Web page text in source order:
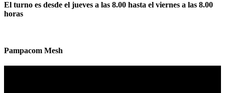
El turno es desde el jueves a las 8.00 hasta el viernes a las 8.00
horas
Pampacom Mesh